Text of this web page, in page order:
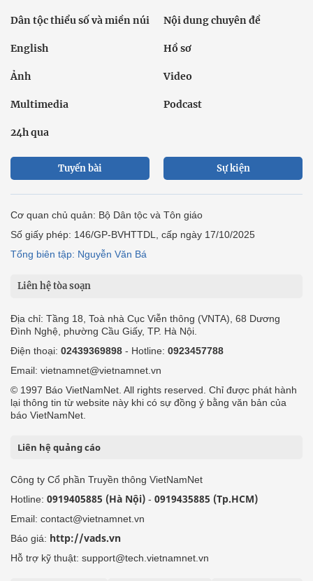
Dân tộc thiểu số và miền núi Nội dung chuyên đề
English Hồ sơ
Ảnh Video
Multimedia Podcast
24h qua
Tuyến bài Sự kiện
Cơ quan chủ quản: Bộ Dân tộc và Tôn giáo
Số giấy phép: 146/GP-BVHTTDL, cấp ngày 17/10/2025
Tổng biên tập: Nguyễn Văn Bá
Liên hệ tòa soạn
Địa chỉ: Tầng 18, Toà nhà Cục Viễn thông (VNTA), 68 Dương
Đình Nghệ, phường Cầu Giấy, TP. Hà Nội.
Điện thoại: 02439369898 - Hotline: 0923457788
Email: vietnamnet@vietnamnet.vn
© 1997 Báo VietNamNet. All rights reserved. Chỉ được phát hành
lại thông tin từ website này khi có sự đồng ý bằng văn bản của
báo VietNamNet.
Liên hệ quảng cáo
Công ty Cổ phần Truyền thông VietNamNet
Hotline: 0919405885 (Hà Nội) - 0919435885 (Tp.HCM)
Email: contact@vietnamnet.vn
Báo giá: http://vads.vn
Hỗ trợ kỹ thuật: support@tech.vietnamnet.vn